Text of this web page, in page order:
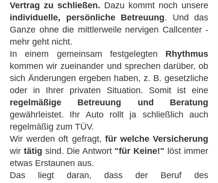
Vertrag zu schließen. Dazu kommt noch unsere
individuelle, persönliche Betreuung. Und das
Ganze ohne die mittlerweile nervigen Callcenter -
mehr geht nicht.
In einem gemeinsam festgelegten Rhythmus
kommen wir zueinander und sprechen darüber, ob
sich Änderungen ergeben haben, z. B. gesetzliche
oder in Ihrer privaten Situation. Somit ist eine
regelmäßige Betreuung und Beratung
gewährleistet. Ihr Auto rollt ja schließlich auch
regelmäßig zum TÜV.
Wir werden oft gefragt, für welche Versicherung
wir tätig sind. Die Antwort"für Keine!" löst immer
etwas Erstaunen aus.
Das liegt daran, dass der Beruf des